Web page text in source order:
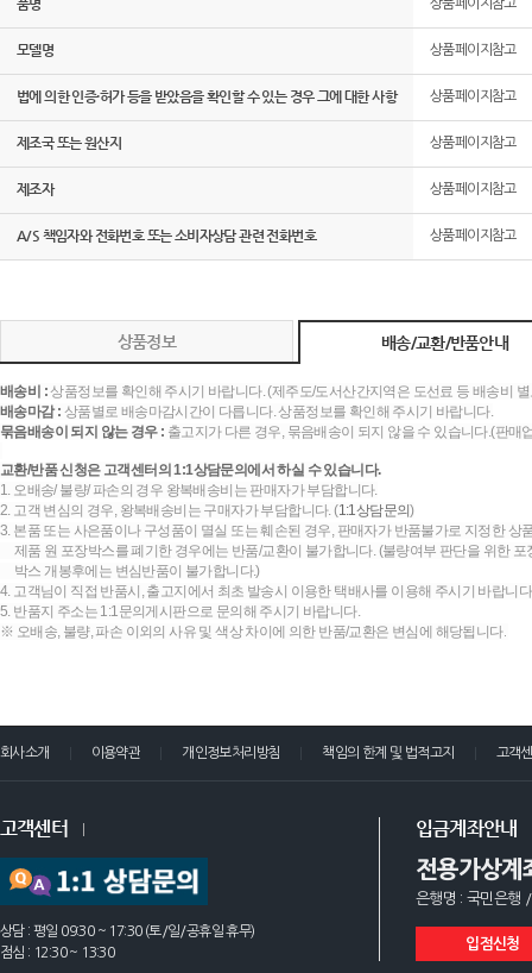
품명 상품페이지참고
모델명 상품페이지참고
법에 의한 인증·허가 등을 받았음을 확인할 수 있는 경우 그에 대한 사항 상품페이지참고
제조국 또는 원산지 상품페이지참고
제조자 상품페이지참고
A/S 책임자와 전화번호 또는 소비자상담 관련 전화번호 상품페이지참고
상품정보 배송/교환/반품안내
배송비 :상품정보를 확인해 주시기 바랍니다. (제주도/도서산간지역은 도선료 등 배송비
배송마감 : 상품별로 배송마감시간이 다릅니다. 상품정보를 확인해 주시기 바랍니다.
묶음배송이 되지 않는 경우 : 출고지가 다른 경우, 묶음배송이 되지 않을 수 있습니다.(판
교환/반품 신청은 고객센터의 1:1상담문의에서 하실 수 있습니다.
1. 오배송/ 불량/ 파손의 경우 왕복배송비는 판매자가 부담합니다.
2. 고객 변심의 경우, 왕복배송비는 구매자가 부담합니다. (1:1상담문의)
3. 본품 또는 사은품이나 구성품이 멸실 또는 훼손된 경우, 판매자가 반품불가로 지정한 상
제품 원 포장박스를 폐기한 경우에는 반품/교환이 불가합니다. (불량여부 판단을 위한
박스 개봉후에는 변심반품이 불가합니다.)
4. 고객님이 직접 반품시, 출고지에서 최초 발송시 이용한 택배사를 이용해 주시기 바랍니
5. 반품지 주소는 1:1문의게시판으로 문의해 주시기 바랍니다.
※ 오배송, 불량, 파손 이외의 사유 및 색상 차이에 의한 반품/교환은 변심에 해당됩니다.
회사소개 이용약관 개인정보처리방침 책임의 한계 및 법적고지 고객
고객센터
상담 : 평일 09:30 ~ 17:30 (토/일/공휴일 휴무)
점심 : 12:30 ~ 13:30
입금계좌안내
전용가상계
은행명 : 국민은행
입점신청